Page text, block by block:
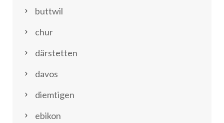
buttwil
chur
därstetten
davos
diemtigen
ebikon